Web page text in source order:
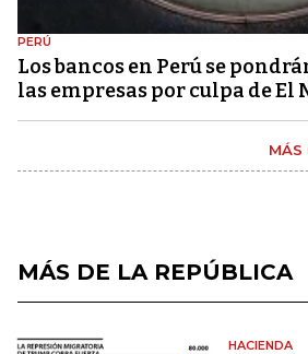
PERÚ
Los bancos en Perú se
las empresas por culpa de El
MÁS
MÁS DE LA REPÚBLICA
HACIENDA